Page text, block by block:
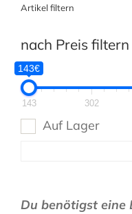
Artikel filtern
nach Preis filtern
143€
143 302
Auf Lager
Du benötigst eine